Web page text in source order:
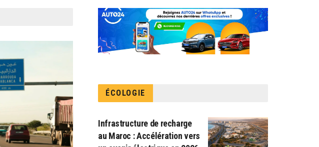
ÉCOLOGIE
Infrastructure de recharge
au Maroc : Accélération vers